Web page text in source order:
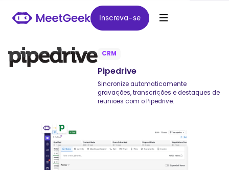
Inscreva-se
Inscreva-se
CRM
Pipedrive
Sincronize automaticamente
gravações, transcrições e destaques de
reuniões com o Pipedrive.